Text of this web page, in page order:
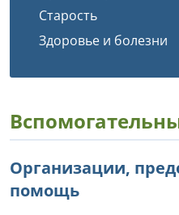
Старость
Здоровье и болезни
Организации,
помощь